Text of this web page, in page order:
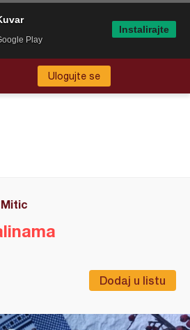
Ulogujte se
Dodaj u listu
Play
Instalirajte